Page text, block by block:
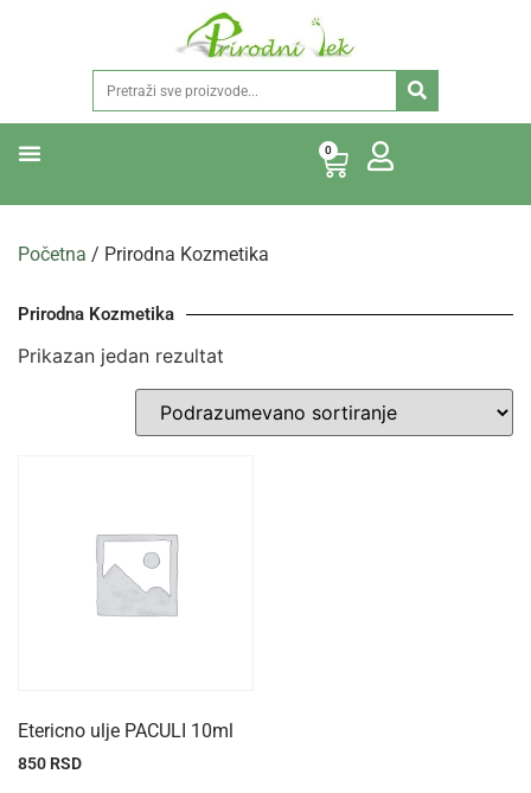
0
Početna / Prirodna Kozmetika
Prirodna Kozmetika
Prikazan jedan rezultat
Etericno ulje PACULI 10ml
850 RSD